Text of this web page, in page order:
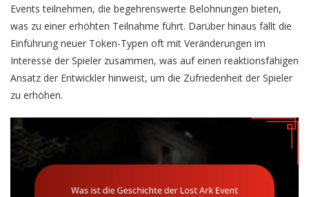
Events teilnehmen, die begehrenswerte Belohnungen bieten,
was zu einer erhöhten Teilnahme führt. Darüber hinaus fällt die
Einführung neuer Token-Typen oft mit Veränderungen im
Interesse der Spieler zusammen, was auf einen reaktionsfähigen
Ansatz der Entwickler hinweist, um die Zufriedenheit der Spieler
zu erhöhen.